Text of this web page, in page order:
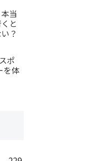
当
と
？
ポ
を体